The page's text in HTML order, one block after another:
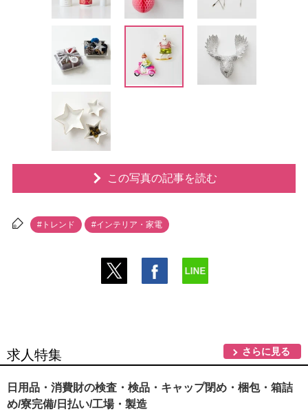
この写真の記事を読む
#トレンド #インテリア・家電
求人特集 さらに見る
日用品・消費財の検査・検品・キャップ閉め・梱包・箱詰
め/寮完備/日払い/工場・製造